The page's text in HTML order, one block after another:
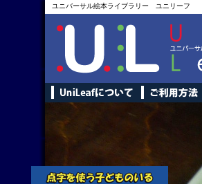
ユニバーサル絵本ライブラリー ユニリーフ